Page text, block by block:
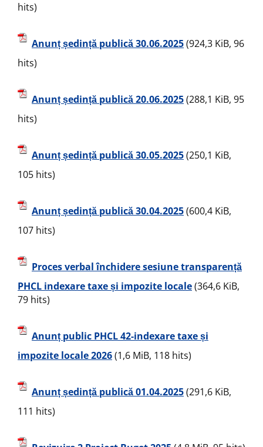
hits)
Anunț ședință publică 30.06.2025(924,3 KiB, 96
hits)
Anunț ședință publică 20.06.2025(288,1 KiB, 95
hits)
Anunț ședință publică 30.05.2025(250,1 KiB,
105 hits)
Anunț ședință publică 30.04.2025(600,4 KiB,
107 hits)
Proces verbal închidere sesiune transparență
PHCL indexare taxe și impozite locale(364,6 KiB,
79 hits)
Anunț public PHCL 42-indexare taxe și
impozite locale 2026(1,6 MiB, 118 hits)
Anunț ședință publică 01.04.2025(291,6 KiB,
111 hits)